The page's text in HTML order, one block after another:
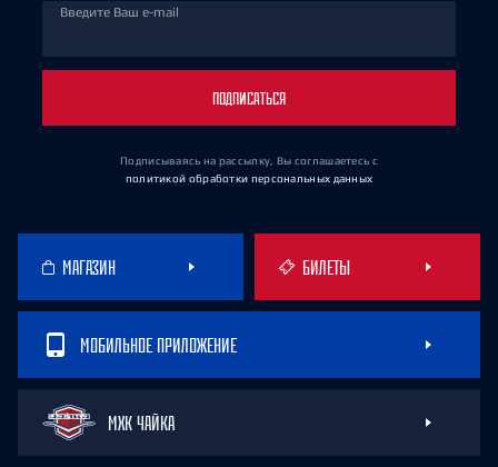
Введите Ваш e-mail
ПОДПИСАТЬСЯ
Подписываясь на рассылку, Вы соглашаетесь с
политикой обработки персональных данных
МАГАЗИН БИЛЕТЫ
МОБИЛЬНОЕ ПРИЛОЖЕНИЕ
МХК ЧАЙКА